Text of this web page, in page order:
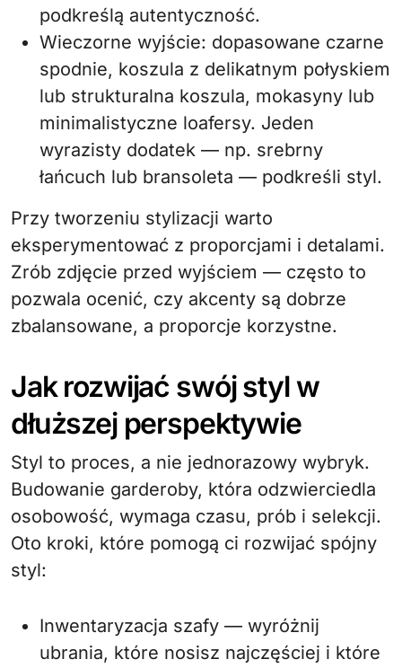
podkreślą autentyczność.
Wieczorne wyjście: dopasowane czarne
spodnie, koszula z delikatnym połyskiem
lub strukturalna koszula, mokasyny lub
minimalistyczne loafersy. Jeden
wyrazisty dodatek — np. srebrny
łańcuch lub bransoleta — podkreśli styl.
Przy tworzeniu stylizacji warto
eksperymentować z proporcjami i detalami.
Zrób zdjęcie przed wyjściem — często to
pozwala ocenić, czy akcenty są dobrze
zbalansowane, a proporcje korzystne.
Jak rozwijać swój styl w
dłuższej perspektywie
Styl to proces, a nie jednorazowy wybryk.
Budowanie garderoby, która odzwierciedla
osobowość, wymaga czasu, prób i selekcji.
Oto kroki, które pomogą ci rozwijać spójny
styl:
Inwentaryzacja szafy — wyróżnij
ubrania, które nosisz najczęściej i które